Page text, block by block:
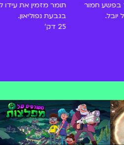
בפשע חמור
יובל.
תומר מזמין את
בגבעת נפוליאון.
25 דק'